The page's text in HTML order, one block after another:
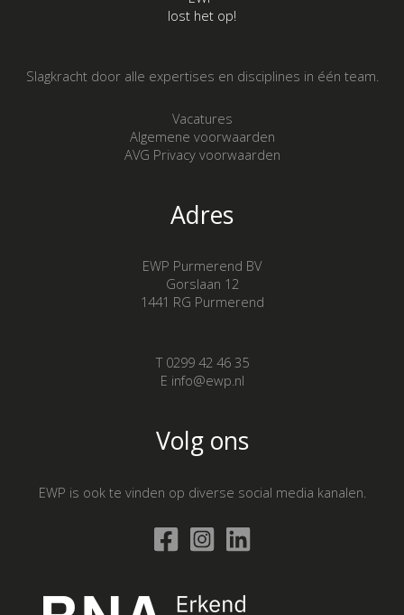
lost het op!
Slagkracht door alle expertises en disciplines in één team.
Vacatures
Algemene voorwaarden
AVG Privacy voorwaarden
Adres
EWP Purmerend BV
Gorslaan 12
1441 RG Purmerend
T 0299 42 46 35
E info@ewp.nl
Volg ons
EWP is ook te vinden op diverse social media kanalen.